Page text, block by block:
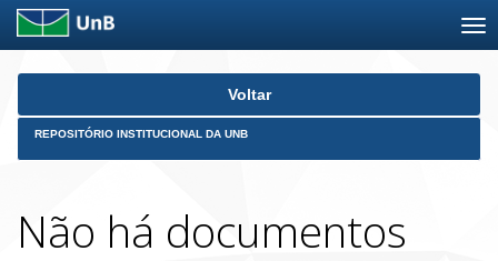
Skip
Voltar
REPOSITÓRIO INSTITUCIONAL DA UNB
Não há documentos